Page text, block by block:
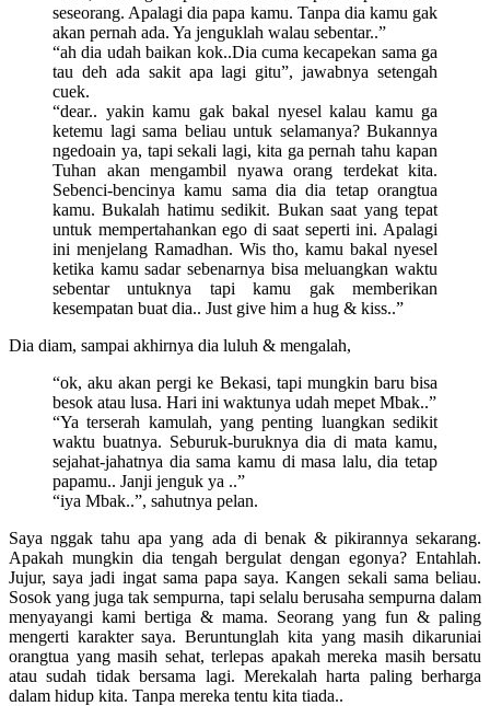
seseorang. Apalagi dia papa kamu. Tanpa dia kamu gak
akan pernah ada. Ya jenguklah walau sebentar..”
“ah dia udah baikan kok..Dia cuma kecapekan sama ga
tau deh ada sakit apa lagi gitu”, jawabnya setengah
cuek.
“dear.. yakin kamu gak bakal nyesel kalau kamu ga
ketemu lagi sama beliau untuk selamanya? Bukannya
ngedoain ya, tapi sekali lagi, kita ga pernah tahu kapan
Tuhan akan mengambil nyawa orang terdekat kita.
Sebenci-bencinya kamu sama dia dia tetap orangtua
kamu. Bukalah hatimu sedikit. Bukan saat yang tepat
untuk mempertahankan ego di saat seperti ini. Apalagi
ini menjelang Ramadhan. Wis tho, kamu bakal nyesel
ketika kamu sadar sebenarnya bisa meluangkan waktu
sebentar untuknya tapi kamu gak memberikan
kesempatan buat dia.. Just give him a hug & kiss..”
Dia diam, sampai akhirnya dia luluh & mengalah,
“ok, aku akan pergi ke Bekasi, tapi mungkin baru bisa
besok atau lusa. Hari ini waktunya udah mepet Mbak..”
“Ya terserah kamulah, yang penting luangkan sedikit
waktu buatnya. Seburuk-buruknya dia di mata kamu,
sejahat-jahatnya dia sama kamu di masa lalu, dia tetap
papamu.. Janji jenguk ya ..”
“iya Mbak..”, sahutnya pelan.
Saya nggak tahu apa yang ada di benak & pikirannya sekarang.
Apakah mungkin dia tengah bergulat dengan egonya? Entahlah.
Jujur, saya jadi ingat sama papa saya. Kangen sekali sama beliau.
Sosok yang juga tak sempurna, tapi selalu berusaha sempurna dalam
menyayangi kami bertiga & mama. Seorang yang fun & paling
mengerti karakter saya. Beruntunglah kita yang masih dikaruniai
orangtua yang masih sehat, terlepas apakah mereka masih bersatu
atau sudah tidak bersama lagi. Merekalah harta paling berharga
dalam hidup kita. Tanpa mereka tentu kita tiada..